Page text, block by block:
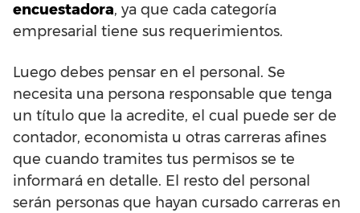
encuestadora, ya que cada categoría
empresarial tiene sus requerimientos.
Luego debes pensar en el personal. Se
necesita una persona responsable que tenga
un título que la acredite, el cual puede ser de
contador, economista u otras carreras afines
que cuando tramites tus permisos se te
informará en detalle. El resto del personal
serán personas que hayan cursado carreras en